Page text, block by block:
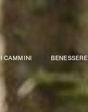
I CAMMINI BENESSERE